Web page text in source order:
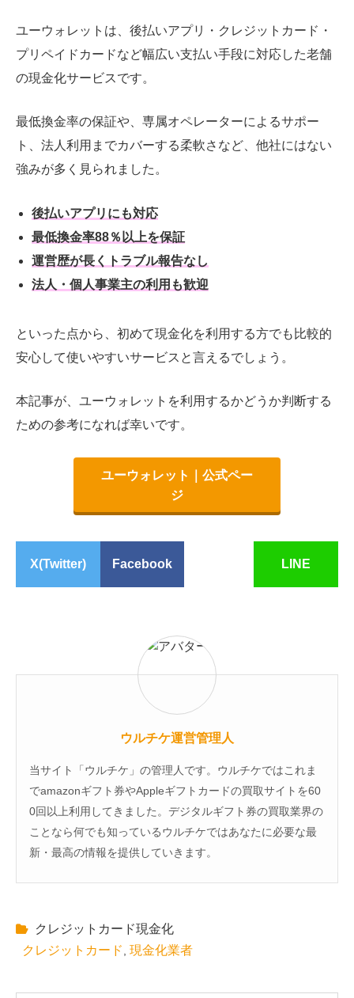
ユーウォレットは、後払いアプリ・クレジットカード・
プリペイドカードなど幅広い支払い手段に対応した老舗
の現金化サービスです。
最低換金率の保証や、専属オペレーターによるサポー
ト、法人利用までカバーする柔軟さなど、他社にはない
強みが多く見られました。
後払いアプリにも対応
最低換金率88％以上を保証
運営歴が長くトラブル報告なし
法人・個人事業主の利用も歓迎
といった点から、初めて現金化を利用する方でも比較的
安心して使いやすいサービスと言えるでしょう。
本記事が、ユーウォレットを利用するかどうか判断する
ための参考になれば幸いです。
ユーウォレット｜公式ペー
ジ
X(Twitter) Facebook LINE
ウルチケ運営管理人
当サイト「ウルチケ」の管理人です。ウルチケではこれま
でamazonギフト券やAppleギフトカードの買取サイトを60
0回以上利用してきました。デジタルギフト券の買取業界の
ことなら何でも知っているウルチケではあなたに必要な最
新・最高の情報を提供していきます。
クレジットカード現金化
クレジットカード 現金化業者